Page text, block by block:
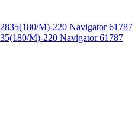
M)-220 Navigator 61787